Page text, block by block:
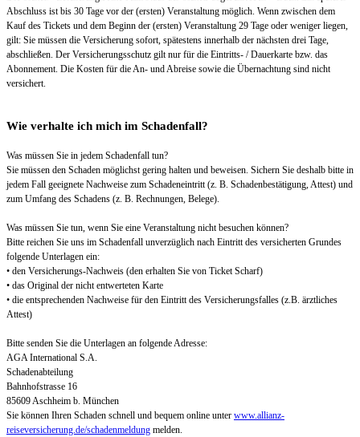
Abschluss ist bis 30 Tage vor der (ersten) Veranstaltung möglich. Wenn zwischen dem
Kauf des Tickets und dem Beginn der (ersten) Veranstaltung 29 Tage oder weniger liegen,
gilt: Sie müssen die Versicherung sofort, spätestens innerhalb der nächsten drei Tage,
abschließen. Der Versicherungsschutz gilt nur für die Eintritts- / Dauerkarte bzw. das
Abonnement. Die Kosten für die An- und Abreise sowie die Übernachtung sind nicht
versichert.
Wie verhalte ich mich im Schadenfall?
Was müssen Sie in jedem Schadenfall tun?
Sie müssen den Schaden möglichst gering halten und beweisen. Sichern Sie deshalb bitte in
jedem Fall geeignete Nachweise zum Schadeneintritt (z. B. Schadenbestätigung, Attest) und
zum Umfang des Schadens (z. B. Rechnungen, Belege).
Was müssen Sie tun, wenn Sie eine Veranstaltung nicht besuchen können?
Bitte reichen Sie uns im Schadenfall unverzüglich nach Eintritt des versicherten Grundes
folgende Unterlagen ein:
• den Versicherungs-Nachweis (den erhalten Sie von Ticket Scharf)
• das Original der nicht entwerteten Karte
• die entsprechenden Nachweise für den Eintritt des Versicherungsfalles (z.B. ärztliches
Attest)
Bitte senden Sie die Unterlagen an folgende Adresse:
AGA International S.A.
Schadenabteilung
Bahnhofstrasse 16
85609 Aschheim b. München
Sie können Ihren Schaden schnell und bequem online unter www.allianz-
reiseversicherung.de/schadenmeldung melden.